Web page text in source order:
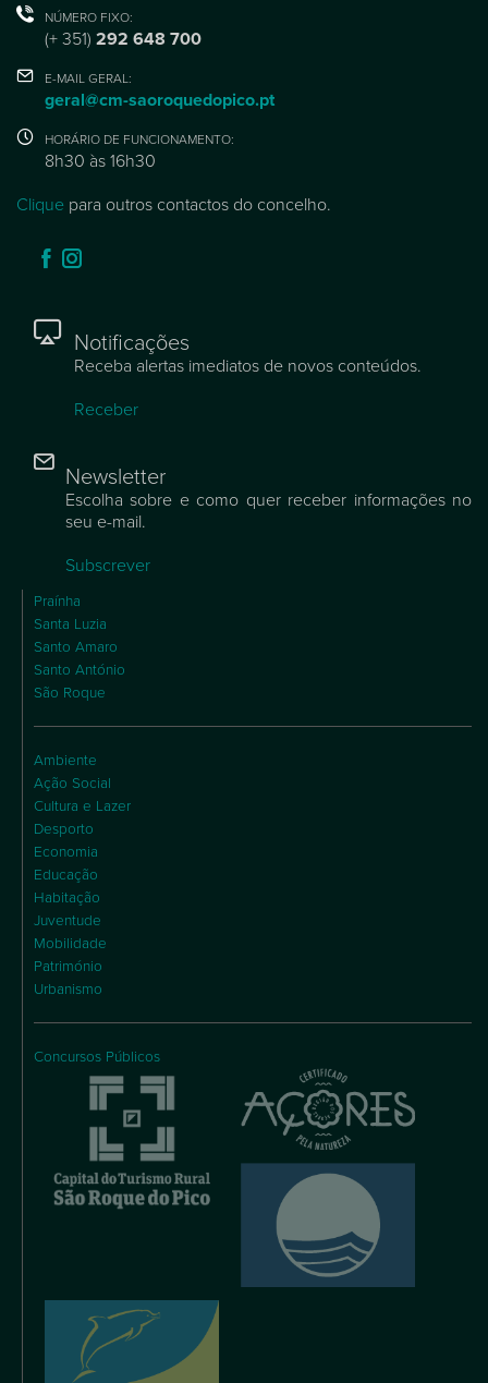
NÚMERO FIXO:
(+ 351) 292 648 700
E-MAIL GERAL:
geral@cm-saoroquedopico.pt
HORÁRIO DE FUNCIONAMENTO:
8h30 às 16h30
Clique para outros contactos do concelho.
Notificações
Receba alertas imediatos de novos conteúdos.
Receber
Newsletter
Escolha sobre e como quer receber informações no
seu e-mail.
Subscrever
Praínha
Santa Luzia
Santo Amaro
Santo António
São Roque
Ambiente
Ação Social
Cultura e Lazer
Desporto
Economia
Educação
Habitação
Juventude
Mobilidade
Património
Urbanismo
Concursos Públicos